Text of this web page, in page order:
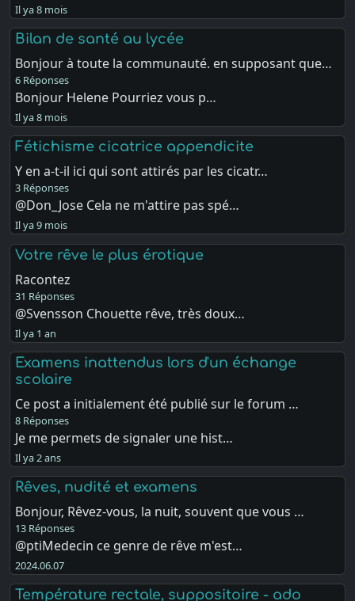
Il ya 8 mois
Bilan de santé au lycée
Bonjour à toute la communauté. en supposant que…
6 Réponses
Bonjour Helene Pourriez vous p…
Il ya 8 mois
Fétichisme cicatrice appendicite
Y en a-t-il ici qui sont attirés par les cicatr…
3 Réponses
@Don_Jose Cela ne m'attire pas spé…
Il ya 9 mois
Votre rêve le plus érotique
Racontez
31 Réponses
@Svensson Chouette rêve, très doux…
Il ya 1 an
Examens inattendus lors d'un échange
scolaire
Ce post a initialement été publié sur le forum …
8 Réponses
Je me permets de signaler une hist…
Il ya 2 ans
Rêves, nudité et examens
Bonjour, Rêvez-vous, la nuit, souvent que vous …
13 Réponses
@ptiMedecin ce genre de rêve m'est…
2024.06.07
Température rectale, suppositoire - ado